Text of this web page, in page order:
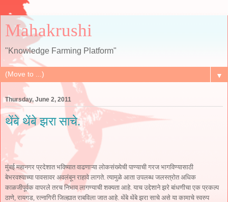
Mahakrushi
"Knowledge Farming Platform"
▼
Thursday, June 2, 2011
थेंबे थेंबे झरा साचे.
मुंबई महानगर प्रदेशात भविष्यात वाढणाऱ्या लोकसंख्येची पाण्याची गरज भागविण्यासाठी
बेभरवश्याच्या पावसावर अवलंबून राहावे लागते. त्यामुळे आता उपलब्ध जलस्त्रोत अधिक
काळजीपूर्वक वापरले तरच निभाव लागण्याची शक्यता आहे. याच उद्देशाने झरे बांधणीचा एक प्रकल्प
ठाणे, रायगड, रत्नागिरी जिल्ह्यात राबविला जात आहे. थेंबे थेंबे झरा साचे असे या कामाचे स्वरुप